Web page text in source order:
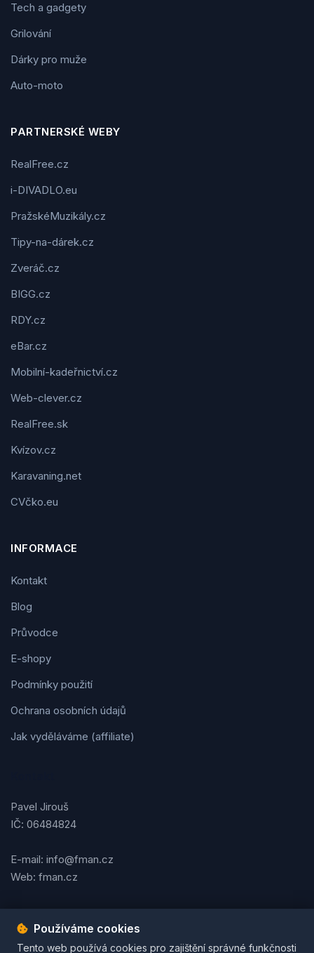
Tech a gadgety
Grilování
Dárky pro muže
Auto-moto
PARTNERSKÉ WEBY
RealFree.cz
i-DIVADLO.eu
PražskéMuzikály.cz
Tipy-na-dárek.cz
Zveráč.cz
BIGG.cz
RDY.cz
eBar.cz
Mobilní-kadeřnictví.cz
Web-clever.cz
RealFree.sk
Kvízov.cz
Karavaning.net
CVčko.eu
INFORMACE
Kontakt
Blog
Průvodce
E-shopy
Podmínky použití
Ochrana osobních údajů
Jak vyděláváme (affiliate)
Pavel Jirouš
IČ: 06484824
E-mail: info@fman.cz
Web: fman.cz
Podmínky použitíOchrana osobních údajůCookies
Používáme cookies
Tento web používá cookies pro zajištění správné funkčnosti